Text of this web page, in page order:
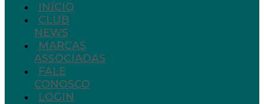
INÍCIO
CLUB
NEWS
MARCAS
ASSOCIADAS
FALE
CONOSCO
LOGIN